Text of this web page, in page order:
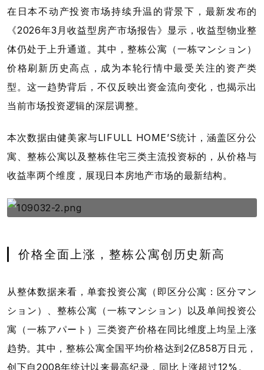
在日本不动产投资市场持续升温的背景下，最新发布的
《2026年3月收益型房产市场报告》显示，收益型物业整
体仍处于上升通道。其中，整栋公寓（一栋マンション）
价格刷新历史高点，成为本轮行情中最受关注的资产类
型。这一趋势背后，不仅反映出资金流向变化，也揭示出
当前市场投资逻辑的深层调整。
本次数据由健美家与LIFULL HOME’S统计，涵盖区分公
寓、整栋公寓以及整栋住宅三类主流投资标的，从价格与
收益率两个维度，展现日本房地产市场的最新结构。
价格全面上涨，整栋公寓创历史新高
从整体数据来看，单套投资公寓（即区分公寓：区分マン
ション）、整栋公寓（一栋マンション）以及单间投资公
寓（一栋アパート）三类资产价格在同比维度上均呈上涨
趋势。其中，整栋公寓全国平均价格达到2亿858万日元，
创下自2008年统计以来最高纪录，同比上涨超过12%。